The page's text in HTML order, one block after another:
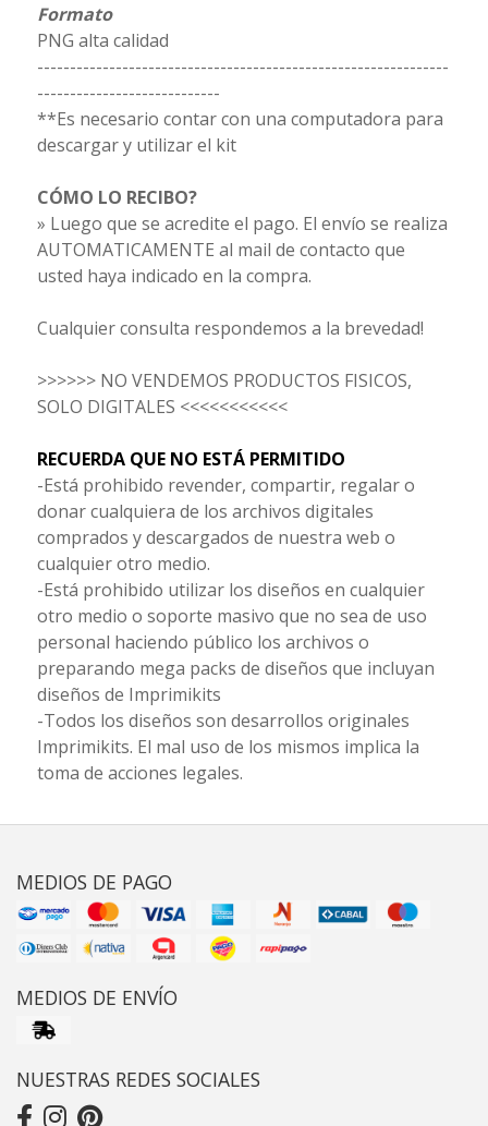
Formato
PNG alta calidad
---------------------------------------------------------------
----------------------------
**Es necesario contar con una computadora para
descargar y utilizar el kit
CÓMO LO RECIBO?
» Luego que se acredite el pago. El envío se realiza
AUTOMATICAMENTE al mail de contacto que
usted haya indicado en la compra.
Cualquier consulta respondemos a la brevedad!
>>>>>> NO VENDEMOS PRODUCTOS FISICOS,
SOLO DIGITALES <<<<<<<<<<<
RECUERDA QUE NO ESTÁ PERMITIDO
-Está prohibido revender, compartir, regalar o
donar cualquiera de los archivos digitales
comprados y descargados de nuestra web o
cualquier otro medio.
-Está prohibido utilizar los diseños en cualquier
otro medio o soporte masivo que no sea de uso
personal haciendo público los archivos o
preparando mega packs de diseños que incluyan
diseños de Imprimikits
-Todos los diseños son desarrollos originales
Imprimikits. El mal uso de los mismos implica la
toma de acciones legales.
MEDIOS DE PAGO
MEDIOS DE ENVÍO
NUESTRAS REDES SOCIALES